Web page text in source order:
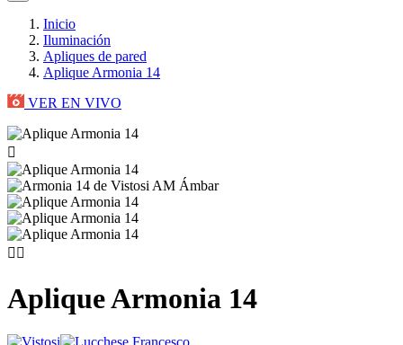
Inicio
Iluminación
Apliques de pared
Aplique Armonia 14
VER EN VIVO

 
Aplique Armonia 14